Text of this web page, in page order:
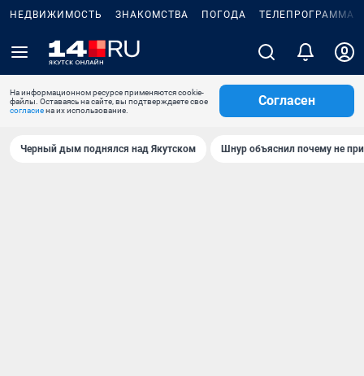
НЕДВИЖИМОСТЬ ЗНАКОМСТВА ПОГОДА ТЕЛЕПРОГРАММА
На информационном ресурсе применяются cookie-
файлы. Оставаясь на сайте, вы подтверждаете свое
согласиена их использование.
Согласен
Черный дым поднялся над Якутском Шнур объяснил почему не